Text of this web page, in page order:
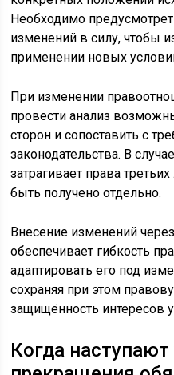
Необходимо
изменений в силу, чтобы
применении новых
При изменении
провести анализ
сторон и сопоставить с
законодательства. В
затрагивает права
быть получено отдельно.
Внесение изменений
обеспечивает гибкость
адаптировать его под
сохраняя при этом
защищённость интересов
Когда наступают